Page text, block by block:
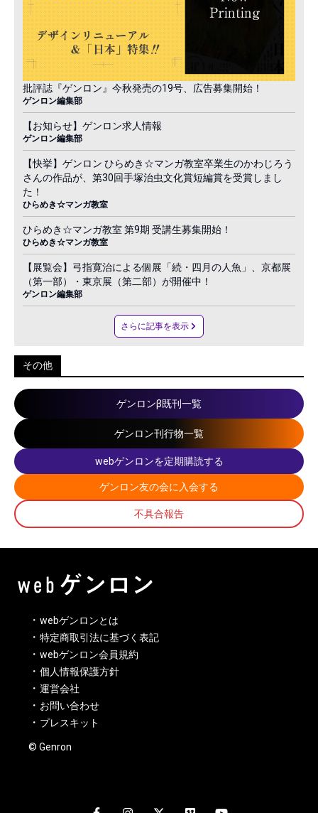
批評誌『ゲンロン』今秋発売の19号、広告募集開始！
ゲンロン編集部
【お知らせ】ゲンロン求人情報
ゲンロン編集部
【快挙】ゲンロン ひらめき☆マンガ教室卒業生のかわじろう
さんの作品が、第30回手塚治虫文化賞短編賞を受賞しまし
た！
ひらめき☆マンガ教室
ひらめき☆マンガ教室 第9期 受講生募集開始！
ひらめき☆マンガ教室
【展覧会】弓指寛治による個展「続・四月の人魚」、京都展
（第一部）・東京展（第二部）が開催中！
ゲンロン編集部
さらに記事を表示
その他
ゲンロンβ既刊一覧
ゲンロン刊行物一覧
webゲンロンを定期購読する
ゲンロン友の会に入会する
不具合報告
webゲンロンとは
特定商取引法に基づく表記
webゲンロン会員規約
個人情報保護方針
運営会社
お問い合わせ
プレスキット
© Genron